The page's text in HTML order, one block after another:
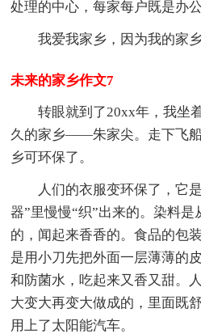
处理的中心，每家每户既是办
我爱我家乡，因为我的家
未来的家乡作文7
转眼就到了20xx年，我坐
久的家乡——朱家尖。走下飞
乡可环保了。
人们的衣服变环保了，它
器”里慢慢“织”出来的。染料
的，闻起来香香的。食品的包
是用小刀先把外面一层薄薄的
和防菌水，吃起来又香又甜。
大变大再变大做成的，里面既
用上了太阳能汽车。